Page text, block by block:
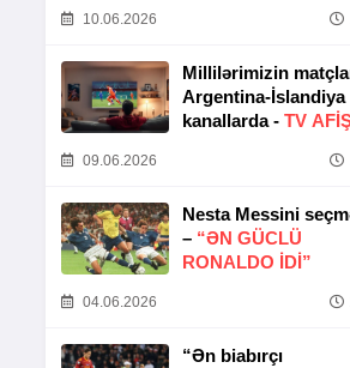
10.06.2026
Millilərimizin
Argentina-İslandiya
kanallarda - TV
09.06.2026
Nesta Messini
– “ƏN GÜCLÜ
RONALDO IDI”
04.06.2026
“Ən biabırçı